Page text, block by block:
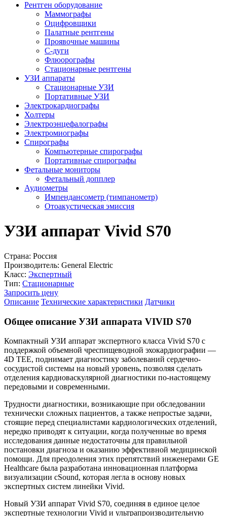
Рентген оборудование
Маммографы
Оцифровщики
Палатные рентгены
Проявочные машины
С-дуги
Флюорографы
Стационарные рентгены
УЗИ аппараты
Стационарные УЗИ
Портативные УЗИ
Электрокардиографы
Холтеры
Электроэнцефалографы
Электромиографы
Спирографы
Компьютерные спирографы
Портативные спирографы
Фетальные мониторы
Фетальный допплер
Аудиометры
Импендансометр (тимпанометр)
Отоакустическая эмиссия
УЗИ аппарат Vivid S70
Страна: Россия
Производитель: General Electric
Класс: Экспертный
Тип: Стационарные
Запросить цену
Описание Технические характеристики Датчики
Общее описание УЗИ аппарата VIVID S70
Компактный УЗИ аппарат экспертного класса Vivid S70 с
поддержкой объемной чреспищеводной эхокардиографии —
4D TEE, поднимает диагностику заболеваний сердечно-
сосудистой системы на новый уровень, позволяя сделать
отделения кардиоваскулярной диагностики по-настоящему
передовыми и современными.
Трудности диагностики, возникающие при обследовании
технически сложных пациентов, а также непростые задачи,
стоящие перед специалистами кардиологических отделений,
нередко приводят к ситуации, когда полученные во время
исследования данные недостаточны для правильной
постановки диагноза и оказанию эффективной медицинской
помощи. Для преодоления этих препятствий инженерами GE
Healthcare была разработана инновационная платформа
визуализации cSound, которая легла в основу новых
экспертных систем линейки Vivid.
Новый УЗИ аппарат Vivid S70, соединяя в единое целое
экспертные технологии Vivid и ультрапроизводительную